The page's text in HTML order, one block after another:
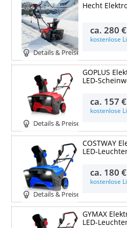
Details & Preise
Hecht
ca.280 €
kostenlose
Details & Preise
GOPLUS
LED-
ca. 157 €
kostenlose
Details & Preise
COSTWAY
LED-
ca. 180 €
kostenlose
GYMAX
LED-